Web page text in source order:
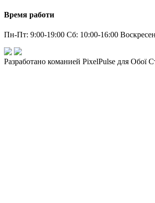
Время работи
Пн-Пт: 9:00-19:00 Сб: 10:00-16:00
Разработано команией PixelPulse для Обої